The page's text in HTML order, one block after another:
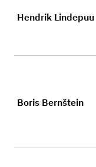
Hendrik Lindepuu
Boris Bernštein